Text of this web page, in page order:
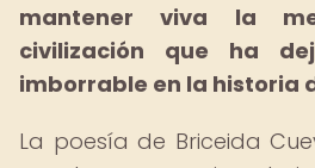
mantener viva la
civilización que ha
imborrable en la historia
La poesía de Briceida